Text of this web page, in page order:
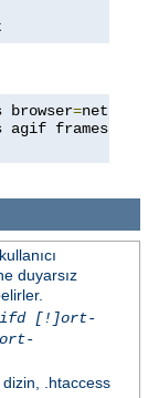
browser=
duyarsız
[!]ort-
ort-
.htaccess